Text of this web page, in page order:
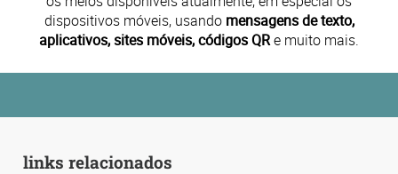
dispositivos móveis, usando mensagens de texto,
aplicativos, sites móveis, códigos QRe muito mais.
links relacionados